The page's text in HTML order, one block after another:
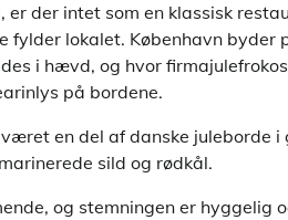
der intet som en klassisk
fylder lokalet. København byder
i hævd, og hvor
på bordene.
en del af danske juleborde i
sild og rødkål.
og stemningen er hyggelig